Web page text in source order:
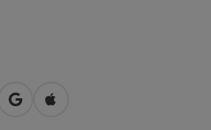
in Google Maps öffnen
in Apple Maps öffnen